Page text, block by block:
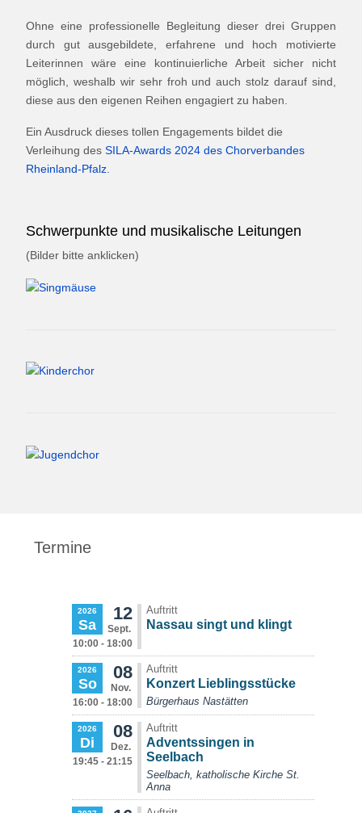
Ohne eine professionelle Begleitung dieser drei Gruppen
durch gut ausgebildete, erfahrene und hoch motivierte
Leiterinnen wäre eine kontinuierliche Arbeit sicher nicht
möglich, weshalb wir sehr froh und auch stolz darauf sind,
diese aus den eigenen Reihen engagiert zu haben.
Ein Ausdruck dieses tollen Engagements bildet die
Verleihung des SILA-Awards 2024 des Chorverbandes
Rheinland-Pfalz
Schwerpunkte und musikalische Leitungen
(Bilder bitte anklicken)
Termine